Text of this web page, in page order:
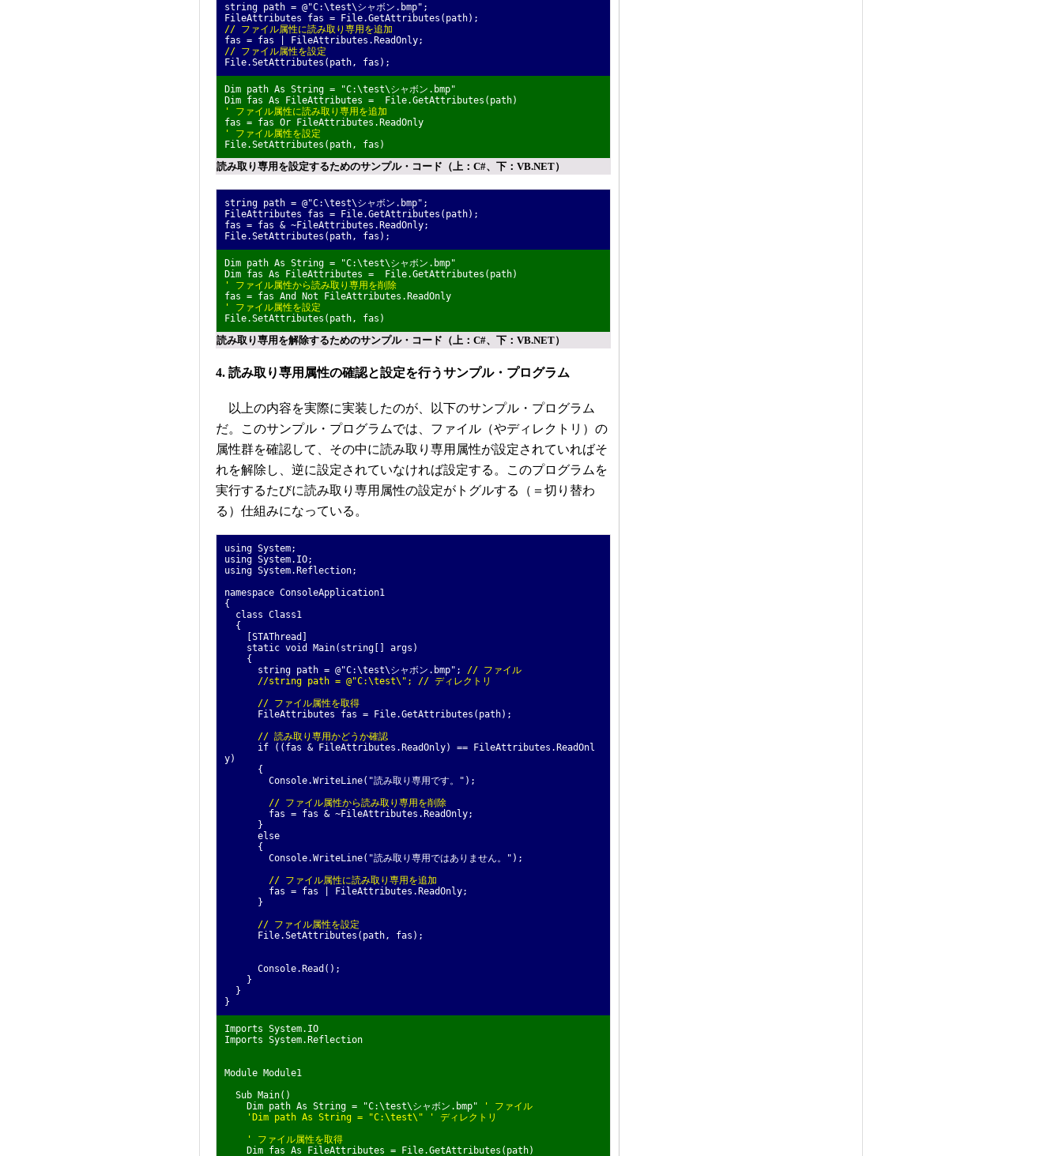
string path = @"C:\test\シャボン.bmp";
FileAttributes fas = File.GetAttributes(path);
// ファイル属性に読み取り専用を追加
fas = fas | FileAttributes.ReadOnly;
// ファイル属性を設定
File.SetAttributes(path, fas);
Dim path As String = "C:\test\シャボン.bmp"
Dim fas As FileAttributes = File.GetAttributes(path)
' ファイル属性に読み取り専用を追加
fas = fas Or FileAttributes.ReadOnly
' ファイル属性を設定
File.SetAttributes(path, fas)
読み取り専用を設定するためのサンプル・コード（上：C#、下：VB.NET）
string path = @"C:\test\シャボン.bmp";
FileAttributes fas = File.GetAttributes(path);
fas = fas & ~FileAttributes.ReadOnly;
File.SetAttributes(path, fas);
Dim path As String = "C:\test\シャボン.bmp"
Dim fas As FileAttributes = File.GetAttributes(path)
' ファイル属性から読み取り専用を削除
fas = fas And Not FileAttributes.ReadOnly
' ファイル属性を設定
File.SetAttributes(path, fas)
読み取り専用を解除するためのサンプル・コード（上：C#、下：VB.NET）
4. 読み取り専用属性の確認と設定を行うサンプル・プログラム
以上の内容を実際に実装したのが、以下のサンプル・プログラム
だ。このサンプル・プログラムでは、ファイル（やディレクトリ）の
属性群を確認して、その中に読み取り専用属性が設定されていればそ
れを解除し、逆に設定されていなければ設定する。このプログラムを
実行するたびに読み取り専用属性の設定がトグルする（＝切り替わ
る）仕組みになっている。
using System;
using System.IO;
using System.Reflection;
namespace ConsoleApplication1
{
class Class1
{
[STAThread]
static void Main(string[] args)
{
string path = @"C:\test\シャボン.bmp"; // ファイル
//string path = @"C:\test\"; // ディレクトリ
// ファイル属性を取得
FileAttributes fas = File.GetAttributes(path);
// 読み取り専用かどうか確認
if ((fas & FileAttributes.ReadOnly) == FileAttributes.ReadOnl
y)
{
Console.WriteLine("読み取り専用です。");
// ファイル属性から読み取り専用を削除
fas = fas & ~FileAttributes.ReadOnly;
}
else
{
Console.WriteLine("読み取り専用ではありません。");
// ファイル属性に読み取り専用を追加
fas = fas | FileAttributes.ReadOnly;
}
// ファイル属性を設定
File.SetAttributes(path, fas);
Console.Read();
}
}
}
Imports System.IO
Imports System.Reflection
Module Module1
Sub Main()
Dim path As String = "C:\test\シャボン.bmp"
' ファイル
'Dim path As String = "C:\test\" ' ディレクトリ
' ファイル属性を取得
Dim fas As FileAttributes = File.GetAttributes(path)